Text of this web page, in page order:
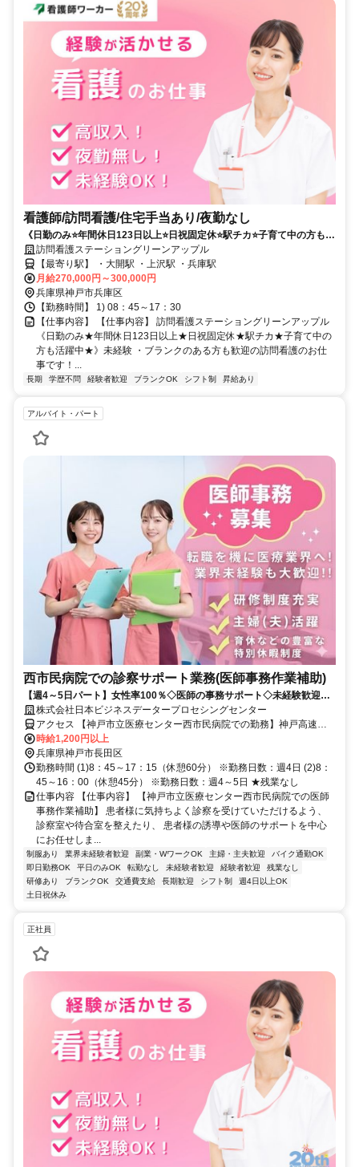
看護師/訪問看護/住宅手当あり/夜勤なし
《日勤のみ⭐年間休日123日以上⭐日祝固定休⭐駅チカ⭐子育て中の方も活
躍中⭐》未経験・ブランクのある方も歓迎の訪問看護のお仕事です❗️
訪問看護ステーショングリーンアップル
【最寄り駅】 ・大開駅 ・上沢駅 ・兵庫駅
月給270,000円～300,000円
兵庫県神戸市兵庫区
【勤務時間】 1) 08：45～17：30
【仕事内容】 【仕事内容】 訪問看護ステーショングリーンアップル
《日勤のみ★年間休日123日以上★日祝固定休★駅チカ★子育て中の
方も活躍中★》未経験 ・ブランクのある方も歓迎の訪問看護のお仕
事です！...
長期 学歴不問 経験者歓迎 ブランクOK シフト制 昇給あり
アルバイト・パート
西市民病院での診察サポート業務(医師事務作業補助)
【週4～5日パート】女性率100％◇医師の事務サポート◇未経験歓迎◇
土日祝休み◇女性活躍推進企業
株式会社日本ビジネスデータープロセシングセンター
アクセス 【神戸市立医療センター西市民病院での勤務】神戸高速鉄
道「高速長田駅」より徒歩約8分／JR「兵庫駅」、神戸高速鉄道「大
開駅」より徒歩約10分★バイク・自転車通勤OK
時給1,200円以上
兵庫県神戸市長田区
勤務時間 (1)8：45～17：15（休憩60分） ※勤務日数：週4日 (2)8：
45～16：00（休憩45分） ※勤務日数：週4～5日 ★残業なし
仕事内容 【仕事内容】 【神戸市立医療センター西市民病院での医師
事務作業補助】 患者様に気持ちよく診察を受けていただけるよう、
診察室や待合室を整えたり、 患者様の誘導や医師のサポートを中心
にお任せしま...
制服あり 業界未経験者歓迎 副業・WワークOK 主婦・主夫歓迎
バイク通勤OK
即日勤務OK
平日のみOK 転勤なし 未経験者歓迎 経験者歓迎
残業なし
研修あり
ブランクOK 交通費支給 長期歓迎 シフト制
週4日以上OK
土日祝休み
正社員